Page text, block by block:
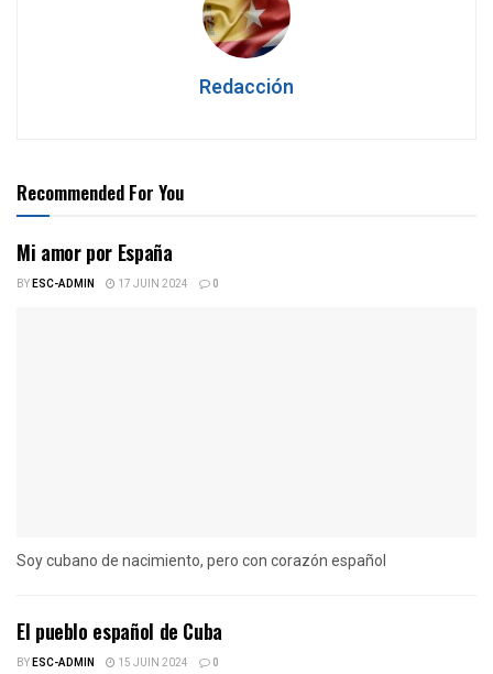
Redacción
Recommended For You
Mi amor por España
BYESC-ADMIN 17 JUIN 2024 0
Soy cubano de nacimiento, pero con corazón español
El pueblo español de Cuba
BYESC-ADMIN 15 JUIN 2024 0